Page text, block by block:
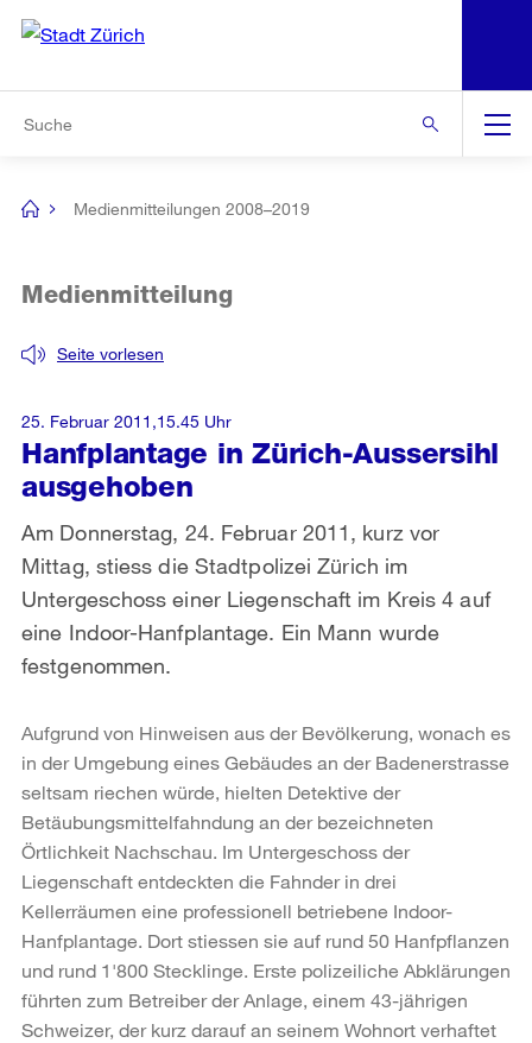
Navigation
[no
Medienmitteilungen 2008–2019
Hanfplantage in Zürich-Aussersihl
ausgehoben
Seite vorlesen
Medienmitteilung
Am Donnerstag, 24. Februar 2011, kurz vor
Mittag, stiess die Stadtpolizei Zürich im
Untergeschoss einer Liegenschaft im Kreis 4 auf
eine Indoor-Hanfplantage. Ein Mann wurde
festgenommen.
25. Februar 2011,15.45 Uhr
Aufgrund von Hinweisen aus der Bevölkerung, wonach es
in der Umgebung eines Gebäudes an der Badenerstrasse
seltsam riechen würde, hielten Detektive der
Betäubungsmittelfahndung an der bezeichneten
Örtlichkeit Nachschau. Im Untergeschoss der
Liegenschaft entdeckten die Fahnder in drei
Kellerräumen eine professionell betriebene Indoor-
Hanfplantage. Dort stiessen sie auf rund 50 Hanfpflanzen
und rund 1'800 Stecklinge. Erste polizeiliche Abklärungen
führten zum Betreiber der Anlage, einem 43-jährigen
Schweizer, der kurz darauf an seinem Wohnort verhaftet